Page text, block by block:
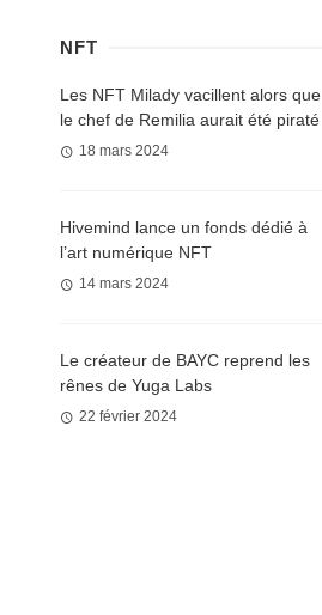
NFT
Les NFT Milady vacillent alors que
le chef de Remilia aurait été piraté
18 mars 2024
Hivemind lance un fonds dédié à
l’art numérique NFT
14 mars 2024
Le créateur de BAYC reprend les
rênes de Yuga Labs
22 février 2024